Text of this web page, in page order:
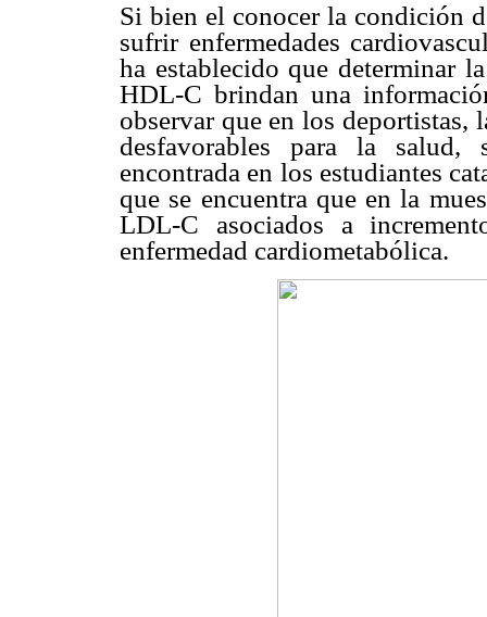
Si bien el conocer la condición
sufrir enfermedades
ha establecido que determinar
HDL-C brindan una
observar que en los deportistas,
desfavorables para la
encontrada en los estudiantes
que se encuentra que en la
LDL-C asociados a
enfermedad cardiometabólica.